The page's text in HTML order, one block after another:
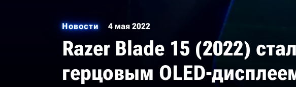
Новости 4 мая 2022
Razer Blade 15 (2022)
герцовым OLED-